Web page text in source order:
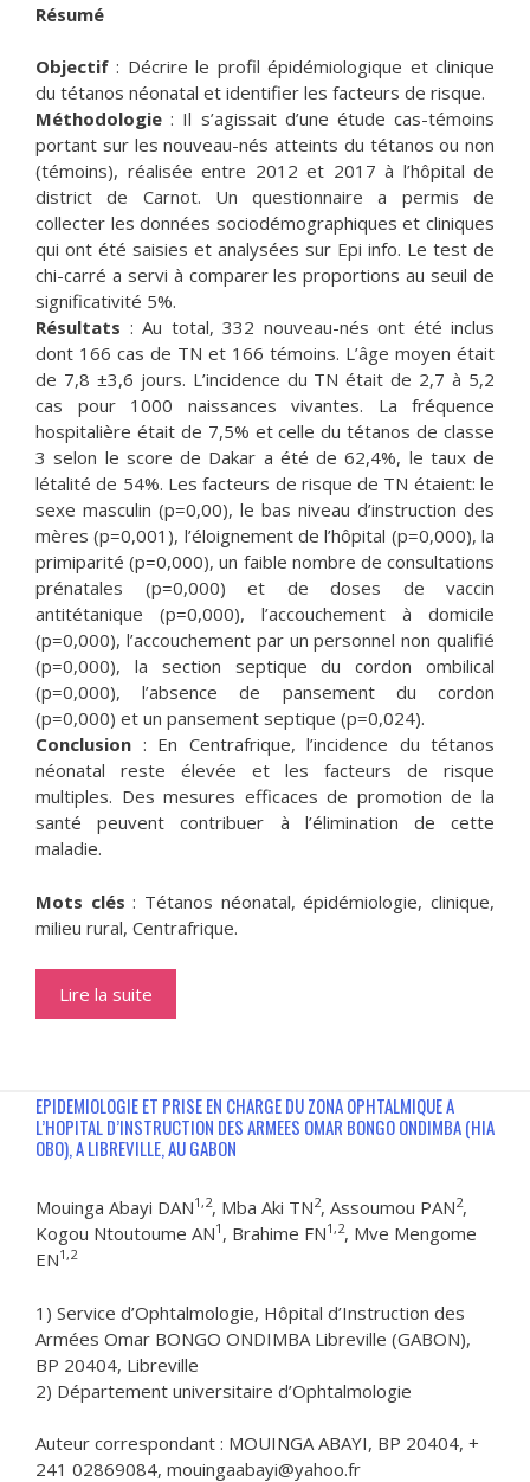
Résumé
Objectif : Décrire le profil épidémiologique et clinique
du tétanos néonatal et identifier les facteurs de risque.
Méthodologie : Il s’agissait d’une étude cas-témoins
portant sur les nouveau-nés atteints du tétanos ou non
(témoins), réalisée entre 2012 et 2017 à l’hôpital de
district de Carnot. Un questionnaire a permis de
collecter les données sociodémographiques et cliniques
qui ont été saisies et analysées sur Epi info. Le test de
chi-carré a servi à comparer les proportions au seuil de
significativité 5%.
Résultats : Au total, 332 nouveau-nés ont été inclus
dont 166 cas de TN et 166 témoins. L’âge moyen était
de 7,8 ±3,6 jours. L’incidence du TN était de 2,7 à 5,2
cas pour 1000 naissances vivantes. La fréquence
hospitalière était de 7,5% et celle du tétanos de classe
3 selon le score de Dakar a été de 62,4%, le taux de
létalité de 54%. Les facteurs de risque de TN étaient: le
sexe masculin (p=0,00), le bas niveau d’instruction des
mères (p=0,001), l’éloignement de l’hôpital (p=0,000), la
primiparité (p=0,000), un faible nombre de consultations
prénatales (p=0,000) et de doses de vaccin
antitétanique (p=0,000), l’accouchement à domicile
(p=0,000), l’accouchement par un personnel non qualifié
(p=0,000), la section septique du cordon ombilical
(p=0,000), l’absence de pansement du cordon
(p=0,000) et un pansement septique (p=0,024).
Conclusion : En Centrafrique, l’incidence du tétanos
néonatal reste élevée et les facteurs de risque
multiples. Des mesures efficaces de promotion de la
santé peuvent contribuer à l’élimination de cette
maladie.
Mots clés : Tétanos néonatal, épidémiologie, clinique,
milieu rural, Centrafrique.
Lire la suite
EPIDEMIOLOGIE ET PRISE EN CHARGE DU ZONA OPHTALMIQUE A
L’HOPITAL D’INSTRUCTION DES ARMEES OMAR BONGO ONDIMBA (HIA
OBO), A LIBREVILLE, AU GABON
Mouinga Abayi DAN1,2, Mba Aki TN2, Assoumou PAN2,
Kogou Ntoutoume AN1 , Brahime FN1,2, Mve Mengome
EN1,2
1) Service d’Ophtalmologie, Hôpital d’Instruction des
Armées Omar BONGO ONDIMBA Libreville (GABON),
BP 20404, Libreville
2) Département universitaire d’Ophtalmologie
Auteur correspondant : MOUINGA ABAYI, BP 20404, +
241 02869084, mouingaabayi@yahoo.fr